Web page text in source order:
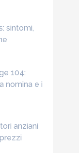
sintomi,
104:
nomina e i
anziani